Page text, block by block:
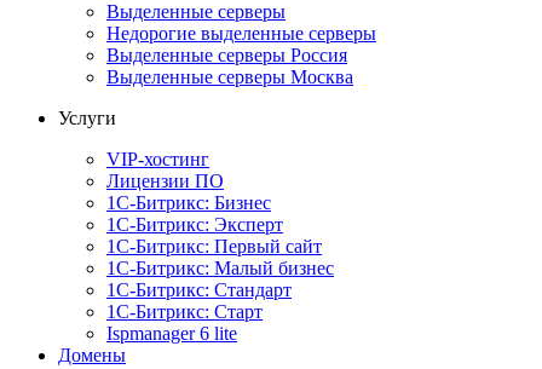
Выделенные серверы
Недорогие выделенные серверы
Выделенные серверы Россия
Выделенные серверы Москва
Услуги
VIP-хостинг
Лицензии ПО
1С-Битрикс: Бизнес
1С-Битрикс: Эксперт
1С-Битрикс: Первый сайт
1С-Битрикс: Малый бизнес
1С-Битрикс: Стандарт
1С-Битрикс: Старт
Ispmanager 6 lite
Домены